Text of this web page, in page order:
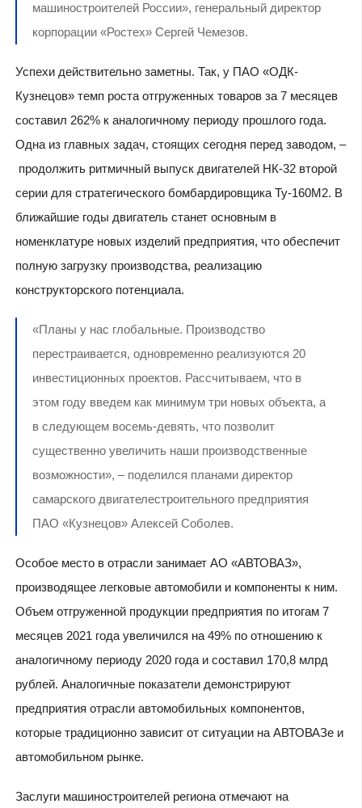
машиностроителей России», генеральный директор
корпорации «Ростех» Сергей Чемезов.
Успехи действительно заметны. Так, у ПАО «ОДК-
Кузнецов» темп роста отгруженных товаров за 7 месяцев
составил 262% к аналогичному периоду прошлого года.
Одна из главных задач, стоящих сегодня перед заводом, –
продолжить ритмичный выпуск двигателей НК-32 второй
серии для стратегического бомбардировщика Ту-160М2. В
ближайшие годы двигатель станет основным в
номенклатуре новых изделий предприятия, что обеспечит
полную загрузку производства, реализацию
конструкторского потенциала.
«Планы у нас глобальные. Производство
перестраивается, одновременно реализуются 20
инвестиционных проектов. Рассчитываем, что в
этом году введем как минимум три новых объекта, а
в следующем восемь-девять, что позволит
существенно увеличить наши производственные
возможности», – поделился планами директор
самарского двигателестроительного предприятия
ПАО «Кузнецов» Алексей Соболев.
Особое место в отрасли занимает АО «АВТОВАЗ»,
производящее легковые автомобили и компоненты к ним.
Объем отгруженной продукции предприятия по итогам 7
месяцев 2021 года увеличился на 49% по отношению к
аналогичному периоду 2020 года и составил 170,8 млрд
рублей. Аналогичные показатели демонстрируют
предприятия отрасли автомобильных компонентов,
которые традиционно зависит от ситуации на АВТОВАЗе и
автомобильном рынке.
Заслуги машиностроителей региона отмечают на